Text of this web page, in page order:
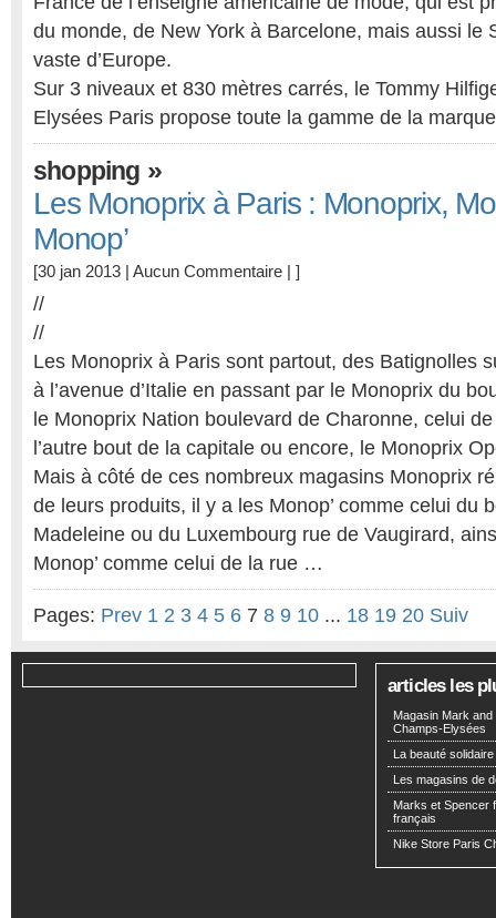
du monde, de New York à Barcelone, mais aussi le
vaste d’Europe.
Sur 3 niveaux et 830 mètres carrés, le Tommy
Elysées Paris propose toute la gamme de la
shopping »
Les Monoprix à Paris : Monoprix,
Monop’
[30 jan 2013 | Aucun Commentaire | ]
//
//
Les Monoprix à Paris sont partout, des Batignolles
à l’avenue d’Italie en passant par le Monoprix du
le Monoprix Nation boulevard de Charonne, celui
l’autre bout de la capitale ou encore, le Monoprix
Mais à côté de ces nombreux magasins Monoprix
de leurs produits, il y a les Monop’ comme celui du
Madeleine ou du Luxembourg rue de Vaugirard,
Monop’ comme celui de la rue …
Pages: Prev 1 2 3 4 5 6 7 8 9 10 ... 18 19 20 Suiv
articles les
Magasin Mark
Champs-Elysées
La beauté solidaire
Les magasins de
Marks et Spencer
français
Nike Store Paris